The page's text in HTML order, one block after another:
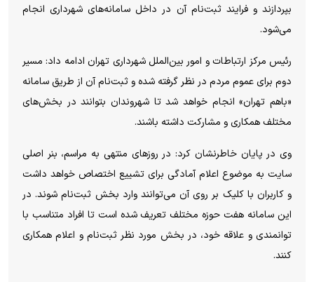
بپردازند و فرایند ثبت‌نام آن در داخل سامانه‌های شهرداری انجام
می‌شود.
رئیس مرکز ارتباطات و امور بین‌الملل شهرداری تهران ادامه داد: مسیر
دوم برای عموم مردم در نظر گرفته شده و ثبت‌نام آن از طریق سامانه
«باهم تهران» انجام خواهد شد تا شهروندان بتوانند در بخش‌های
مختلف همکاری و مشارکت داشته باشند.
وی در پایان خاطرنشان کرد: در روزهای منتهی به مراسم، بنر اصلی
سایت به موضوع اعلام آمادگی برای تشییع اختصاص خواهد داشت
و کاربران با کلیک بر روی آن می‌توانند وارد بخش ثبت‌نام شوند. در
این سامانه هفت حوزه مختلف تعریف شده است تا افراد متناسب با
توانمندی و علاقه خود، در بخش مورد نظر ثبت‌نام و اعلام همکاری
کنند.